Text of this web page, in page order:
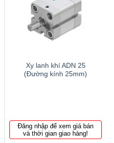
Thêm
to
wishlist
Xy lanh khí ADN 25
(Đường kính 25mm)
Đăng nhập để xem giá bán
và thời gian giao hàng!